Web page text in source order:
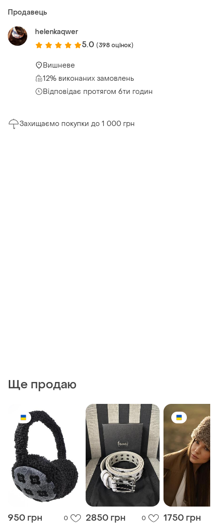
Продавець
helenkaqwer
5.0 (398 оцінок)
Вишневе
12% виконаних замовлень
Відповідає протягом 6ти годин
Захищаємо покупки до 1 000 грн
Ще продаю
950 грн 0 2850 грн 0 1750 грн